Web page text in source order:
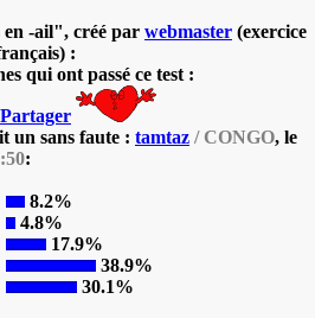
en -ail", créé par webmaster (exercice
:
qui ont passé ce test :
Partager
un sans faute : tamtaz / CONGO, le
:
8.2%
4.8%
17.9%
38.9%
30.1%